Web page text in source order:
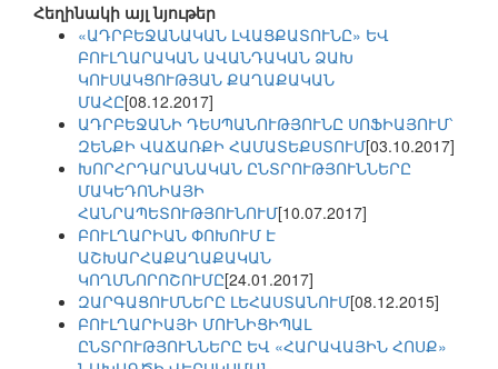
Հեղինակի այլ նյութեր
«ԱԴՐԲԵՋԱՆԱԿԱՆ ԼՎԱՑՔԱՏՈՒՆԸ» ԵՎ
ԲՈՒԼՂԱՐԱԿԱՆ ԱՎԱՆԴԱԿԱՆ ՁԱԽ
ԿՈՒՍԱԿՑՈՒԹՅԱՆ ՔԱՂԱՔԱԿԱՆ
ՄԱՀԸ[08.12.2017]
ԱԴՐԲԵՋԱՆԻ ԴԵՍՊԱՆՈՒԹՅՈՒՆԸ ՍՈՖԻԱՅՈՒՄ՝
ԶԵՆՔԻ ՎԱՃԱՌՔԻ ՀԱՄԱՏԵՔՍՏՈՒՄ[03.10.2017]
ԽՈՐՀՐԴԱՐԱՆԱԿԱՆ ԸՆՏՐՈՒԹՅՈՒՆՆԵՐԸ
ՄԱԿԵԴՈՆԻԱՅԻ
ՀԱՆՐԱՊԵՏՈՒԹՅՈՒՆՈՒՄ[10.07.2017]
ԲՈՒԼՂԱՐԻԱՆ ՓՈԽՈՒՄ Է
ԱՇԽԱՐՀԱՔԱՂԱՔԱԿԱՆ
ԿՈՂՄՆՈՐՈՇՈՒՄԸ[24.01.2017]
ԶԱՐԳԱՑՈՒՄՆԵՐԸ ԼԵՀԱՍՏԱՆՈՒՄ[08.12.2015]
ԲՈՒԼՂԱՐԻԱՅԻ ՄՈՒՆԻՑԻՊԱԼ
ԸՆՏՐՈՒԹՅՈՒՆՆԵՐԸ ԵՎ «ՀԱՐԱՎԱՅԻՆ ՀՈՍՔ»